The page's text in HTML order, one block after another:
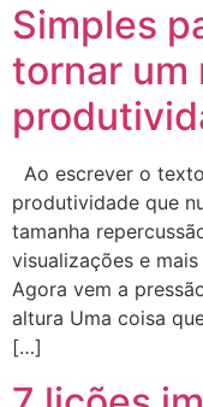
Simples
tornar um
Ao escrever o
produtividade que
tamanha
visualizações e
Agora vem a
altura Uma coisa
[…]